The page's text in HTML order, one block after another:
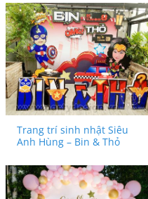
Trang trí sinh nhật Siêu
Anh Hùng – Bin & Thỏ